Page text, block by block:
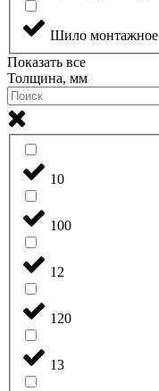
Шило монтажное
Показать все
Толщина, мм
10
100
12
120
13